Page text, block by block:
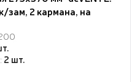
зам, 2 кармана, на
2 шт.